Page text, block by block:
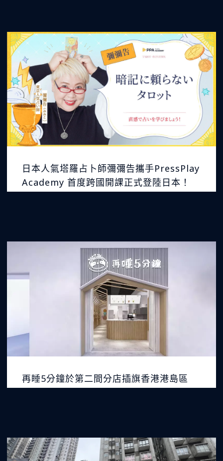
日本人氣塔羅占卜師彌彌告攜手PressPlay
Academy 首度跨國開課正式登陸日本！
再睡5分鐘於第二間分店插旗香港港島區